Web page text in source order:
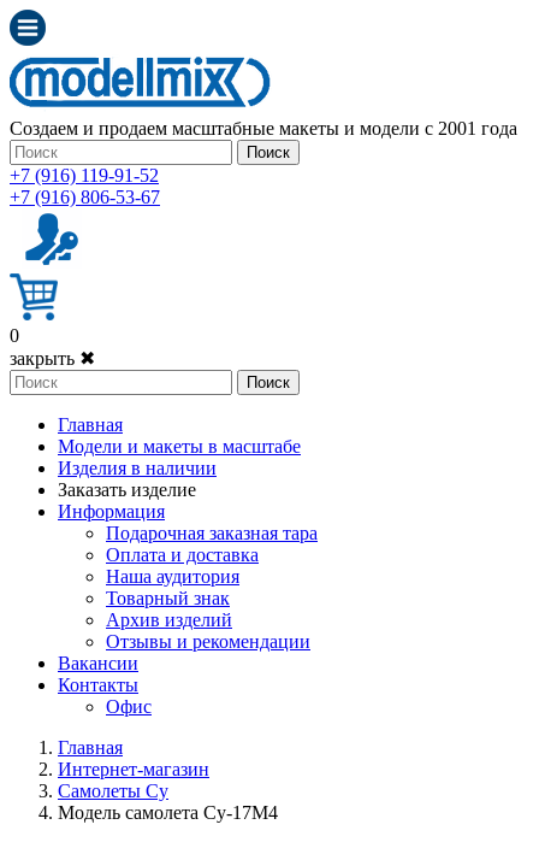
Создаем и продаем масштабные макеты и модели с 2001 года
Поиск
+7 (916) 119-91-52
+7 (916) 806-53-67
0
закрыть ✖
Поиск
Главная
Модели и макеты в масштабе
Изделия в наличии
Заказать изделие
Информация
Подарочная заказная тара
Оплата и доставка
Наша аудитория
Товарный знак
Архив изделий
Отзывы и рекомендации
Вакансии
Контакты
Офис
Главная
Интернет-магазин
Самолеты Су
Модель самолета Су-17М4